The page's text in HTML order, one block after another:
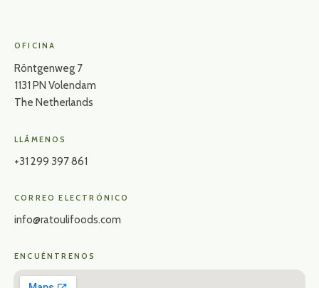
OFICINA
Röntgenweg 7
1131 PN Volendam
The Netherlands
LLÁMENOS
+31 299 397 861
CORREO ELECTRÓNICO
info@ratoulifoods.com
ENCUÉNTRENOS